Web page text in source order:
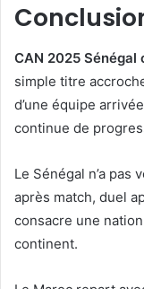
CAN 2025 Sénégal
simple titre
d’une équipe
continue de
Le Sénégal n’a pas
après match, duel
consacre une
continent.